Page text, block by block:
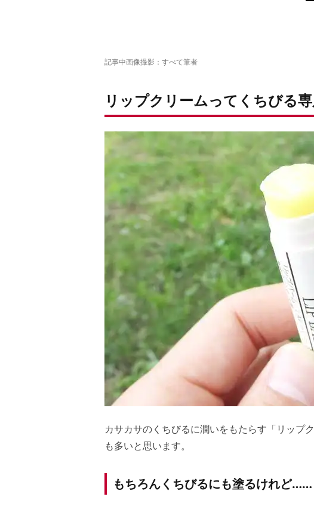
記事中画像撮影：すべて筆者
リップクリームってくちびる
カサカサのくちびるに潤いをもたらす「リップ
も多いと思います。
もちろんくちびるにも塗るけれど……